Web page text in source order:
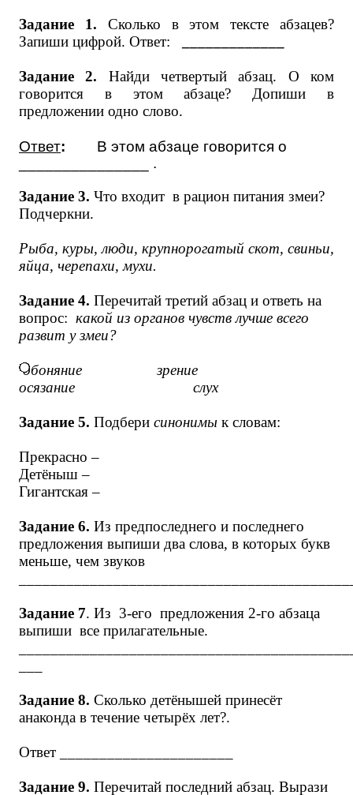
Задание 1. Сколько в этом тексте абзацев?
Запиши цифрой. Ответ:
Задание 2. Найди четвертый абзац. О ком
говорится в этом абзаце? Допиши в
предложении одно слово.
Ответ: В этом абзаце говорится о
_______________ .
Задание 3. Что входит в рацион питания змеи?
Подчеркни.
Рыба, куры, люди, крупнорогатый скот, свиньи,
яйца, черепахи, мухи.
Задание 4. Перечитай третий абзац и ответь на
вопрос: какой из органов чувств лучше всего
развит у змеи?
обоняние зрение
осязание слух
Задание 5. Подбери синонимы к словам:
Прекрасно –
Детёныш –
Гигантская –
Задание 6. Из предпоследнего и последнего
предложения выпиши два слова, в которых букв
меньше, чем звуков
Задание 7. Из 3-его предложения 2-го абзаца
выпиши все прилагательные.
Задание 8. Сколько детёнышей принесёт
анаконда в течение четырёх лет?.
Ответ ______________________
Задание 9. Перечитай последний абзац. Вырази